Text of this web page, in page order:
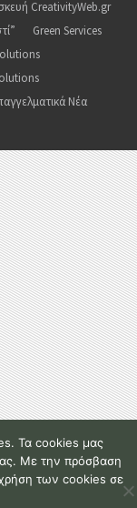
CreativityWeb.gr
Green Services
Νέα
Τα cookies μας
Με την πρόσβαση
των cookies σε